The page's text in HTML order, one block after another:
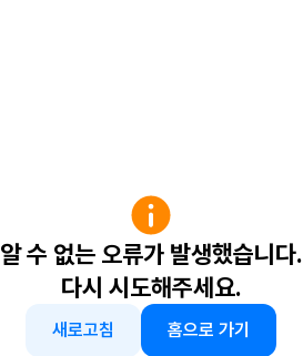
알 수 없는 오류가 발생했습니다.
다시 시도해주세요.
새로고침 홈으로 가기